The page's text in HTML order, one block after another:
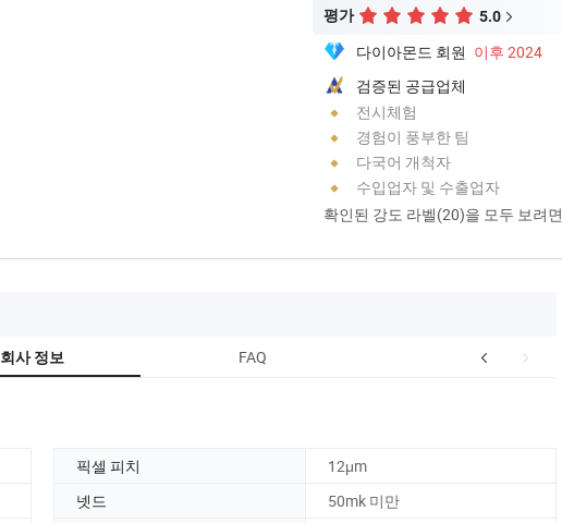
평가 5.0
다이아몬드 회원 이후 2024
검증된 공급업체
전시체험
경험이 풍부한 팀
다국어 개척자
수입업자 및 수출업자
확인된 강도 라벨(20)을 모두 보려면
회사 정보 FAQ
픽셀 피치
12μm
넷드
50mk 미만